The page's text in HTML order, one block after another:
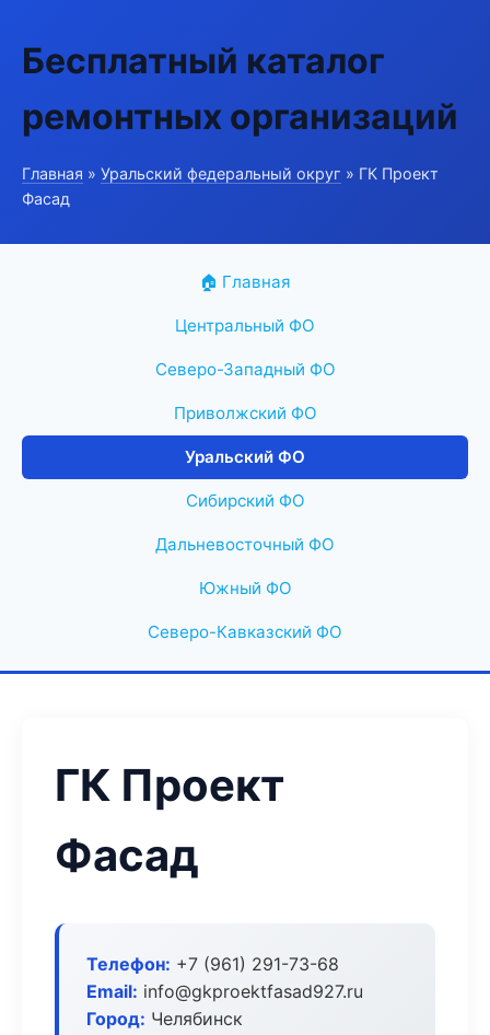
Бесплатный каталог
ремонтных организаций
Главная » Уральский федеральный округ » ГК Проект
Фасад
🏠 Главная
Центральный ФО
Северо-Западный ФО
Приволжский ФО
Уральский ФО
Сибирский ФО
Дальневосточный ФО
Южный ФО
Северо-Кавказский ФО
ГК Проект
Фасад
Телефон: +7 (961) 291-73-68
Email: info@gkproektfasad927.ru
Город: Челябинск